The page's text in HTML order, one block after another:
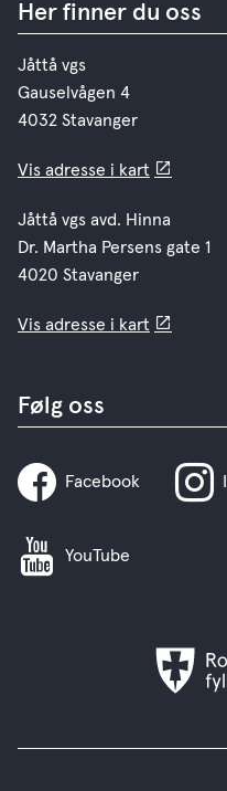
Her finner du oss
Jåttå vgs
Gauselvågen 4
4032 Stavanger
Vis adresse i kart
Jåttå vgs avd. Hinna
Dr. Martha Persens gate 1
4020 Stavanger
Vis adresse i kart
Følg oss
Facebook
YouTube